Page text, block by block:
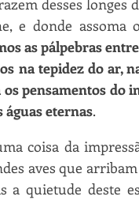
desses longes
e donde assoma
as pálpebras
na tepidez do ar,
pensamentos do
eternas.
coisa da
aves que
a quietude deste